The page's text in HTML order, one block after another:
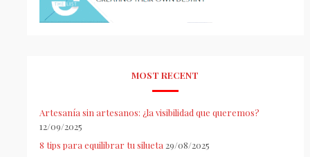
MOST RECENT
Artesanía sin artesanos: ¿la visibilidad que queremos?
12/09/2025
8 tips para equilibrar tu silueta 29/08/2025